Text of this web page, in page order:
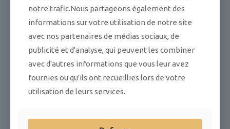
juvénile.
Les silences
s’alourdissent, des
coïncidences
déroutantes surgissent,
et une menace diffuse
s’installe, invisible mais
recule, laissant place au
notre trafic.Nous partageons également des
informations sur votre utilisation de notre site
avec nos partenaires de médias sociaux, de
publicité et d'analyse, qui peuvent les combiner
avec d'autres informations que vous leur avez
fournies ou qu'ils ont recueillies lors de votre
utilisation de leurs services.